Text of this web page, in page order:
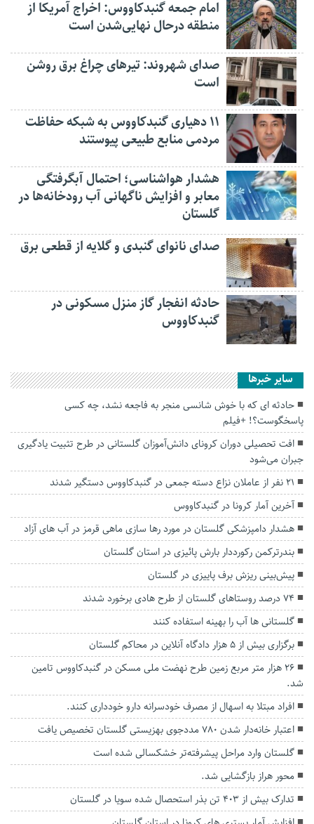
امام جمعه گنبدکاووس: اخراج آمریکا از
منطقه درحال نهایی‌شدن است
صدای شهروند: تیرهای چراغ برق روشن
است
۱۱ دهیاری گنبدکاووس به شبکه حفاظت
مردمی منابع طبیعی پیوستند
هشدار هواشناسی؛ احتمال آبگرفتگی
معابر و افزایش ناگهانی آب رودخانه‌ها در
گلستان
صدای نانوای گنبدی و گلایه از قطعی برق
حادثه انفجار گاز منزل مسکونی در
گنبدکاووس
سایر خبرها
حادثه ای که با خوش شانسی منجر به فاجعه نشد، چه کسی
پاسخگوست؟! +فیلم
افت تحصیلی دوران کرونای دانش‌آموزان گلستانی در طرح تثبیت یادگیری
جبران می‌شود
۲۱ نفر از عاملان نزاع دسته جمعی در گنبدکاووس دستگیر شدند
آخرین آمار کرونا در گنبدکاووس
هشدار دامپزشکی گلستان در مورد رها سازی ماهی قرمز در آب های آزاد
بندرترکمن رکورددار بارش پائیزی در استان گلستان
پیش‌بینی ریزش برف پاییزی در گلستان
۷۴ درصد روستاهای گلستان از طرح هادی برخورد شدند
گلستانی ها آب را بهینه استفاده کنند
برگزاری بیش از ۵ هزار دادگاه آنلاین در محاکم گلستان
۲۶ هزار متر مربع زمین طرح نهضت ملی مسکن در گنبدکاووس تامین
شد.
افراد مبتلا به اسهال از مصرف خودسرانه دارو خودداری کنند.
اعتبار خانه‌دار شدن ۷۸۰ مددجوی بهزیستی گلستان تخصیص یافت
گلستان وارد مراحل پیشرفته‌تر خشکسالی شده است
محور هراز بازگشایی شد.
تدارک بیش از ۴۰۳ تن بذر استحصال شده سویا در گلستان